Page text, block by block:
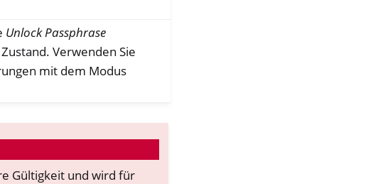
Unlock Passphrase
Verwenden Sie
mit dem Modus
Gültigkeit und wird für